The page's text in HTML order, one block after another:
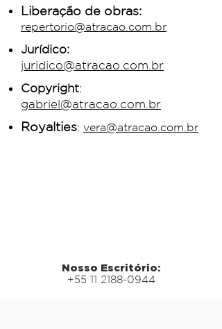
Liberação de obras:
repertorio@atracao.com.br
Jurídico:
juridico@atracao.com.br
Copyright:
gabriel@atracao.com.br
Royalties: vera@atracao.com.br
Nosso Escritório:
+55 11 2188-0944